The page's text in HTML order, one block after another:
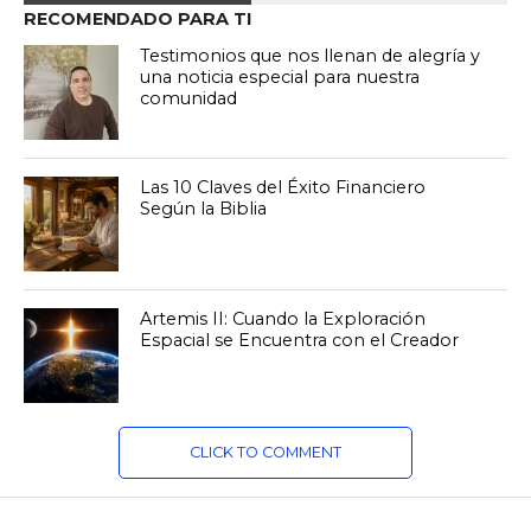
RECOMENDADO PARA TI
Testimonios que nos llenan de alegría y
una noticia especial para nuestra
comunidad
Las 10 Claves del Éxito Financiero
Según la Biblia
Artemis II: Cuando la Exploración
Espacial se Encuentra con el Creador
CLICK TO COMMENT